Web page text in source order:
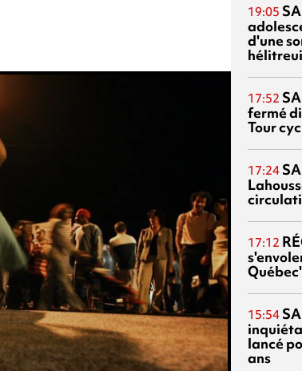
19:05
d'une
17:52
fermé
Tour
17:24
17:12
15:54
lancé
ans